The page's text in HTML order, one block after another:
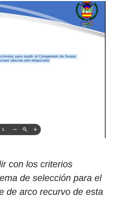
con los criterios
de selección para el
de arco recurvo de esta